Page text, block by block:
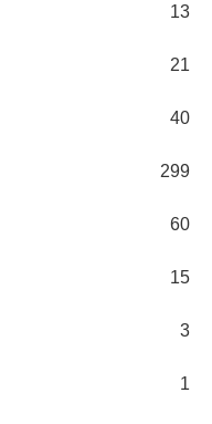
13
21
40
299
60
15
3
1